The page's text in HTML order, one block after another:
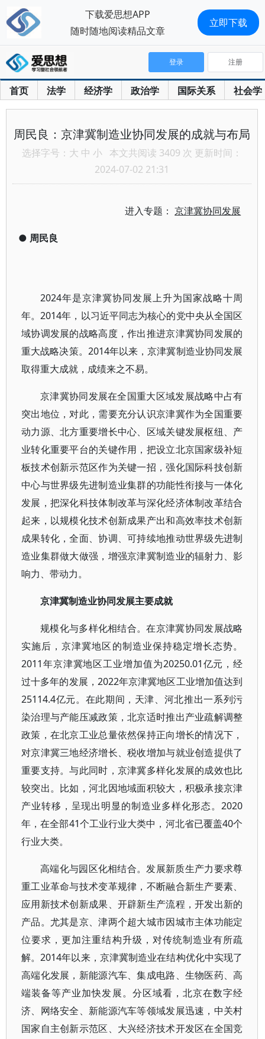
首页 法学 经济学 政治学 国际关系 社会学
登录 注册
周民良：京津冀制造业协同发展的成就与布局
选择字号： 大 中 小 本文共阅读 3409 次 更新时间：
2024-07-02 21:31
进入专题：京津冀协同发展
● 周民良
2024年是京津冀协同发展上升为国家战略十周
年。2014年，以习近平同志为核心的党中央从全国区
域协调发展的战略高度，作出推进京津冀协同发展的
重大战略决策。2014年以来，京津冀制造业协同发展
取得重大成就，成绩来之不易。
京津冀协同发展在全国重大区域发展战略中占有
突出地位，对此，需要充分认识京津冀作为全国重要
动力源、北方重要增长中心、区域关键发展枢纽、产
业转化重要平台的关键作用，把设立北京国家级补短
板技术创新示范区作为关键一招，强化国际科技创新
中心与世界级先进制造业集群的功能性衔接与一体化
发展，把深化科技体制改革与深化经济体制改革结合
起来，以规模化技术创新成果产出和高效率技术创新
成果转化，全面、协调、可持续地推动世界级先进制
造业集群做大做强，增强京津冀制造业的辐射力、影
响力、带动力。
京津冀制造业协同发展主要成就
规模化与多样化相结合。在京津冀协同发展战略
实施后，京津冀地区的制造业保持稳定增长态势。
2011年京津冀地区工业增加值为20250.01亿元，经
过十多年的发展，2022年京津冀地区工业增加值达到
25114.4亿元。在此期间，天津、河北推出一系列污
染治理与产能压减政策，北京适时推出产业疏解调整
政策，在北京工业总量依然保持正向增长的情况下，
对京津冀三地经济增长、税收增加与就业创造提供了
重要支持。与此同时，京津冀多样化发展的成效也比
较突出。比如，河北因地域面积较大，积极承接京津
产业转移，呈现出明显的制造业多样化形态。2020
年，在全部41个工业行业大类中，河北省已覆盖40个
行业大类。
高端化与园区化相结合。发展新质生产力要求尊
重工业革命与技术变革规律，不断融合新生产要素、
应用新技术创新成果、开辟新生产流程，开发出新的
产品。尤其是京、津两个超大城市因城市主体功能定
位要求，更加注重结构升级，对传统制造业有所疏
解。2014年以来，京津冀制造业在结构优化中实现了
高端化发展，新能源汽车、集成电路、生物医药、高
端装备等产业加快发展。分区域看，北京在数字经
济、网络安全、新能源汽车等领域发展迅速，中关村
国家自主创新示范区、大兴经济技术开发区在全国竞
下载爱思想APP
随时随地阅读精品文章
立即下载